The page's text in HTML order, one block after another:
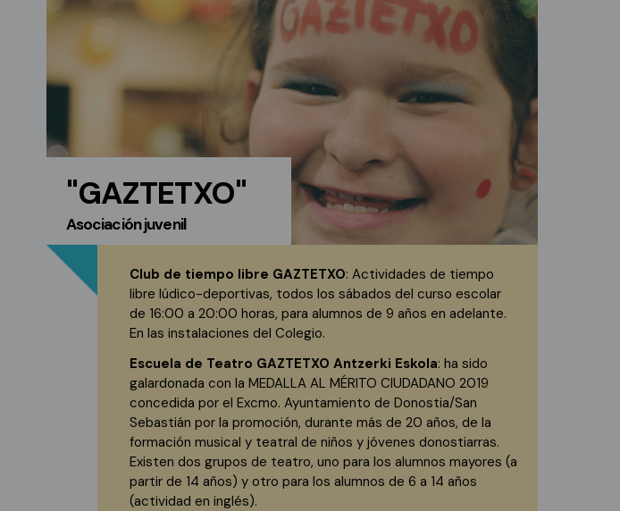
"GAZTETXO"
Asociación juvenil
Club de tiempo libre GAZTETXO: Actividades de tiempo
libre lúdico-deportivas, todos los sábados del curso escolar
de 16:00 a 20:00 horas, para alumnos de 9 años en adelante.
En las instalaciones del Colegio.
Escuela de Teatro GAZTETXO Antzerki Eskola: ha sido
galardonada con la MEDALLA AL MÉRITO CIUDADANO 2019
concedida por el Excmo. Ayuntamiento de Donostia/San
Sebastián por la promoción, durante más de 20 años, de la
formación musical y teatral de niños y jóvenes donostiarras.
Existen dos grupos de teatro, uno para los alumnos mayores (a
partir de 14 años) y otro para los alumnos de 6 a 14 años
(actividad en inglés).